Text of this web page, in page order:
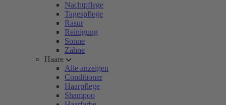
Nachtpflege
Tagespflege
Rasur
Reinigung
Sonne
Zähne
Haare
Alle anzeigen
Conditioner
Haarpflege
Shampoo